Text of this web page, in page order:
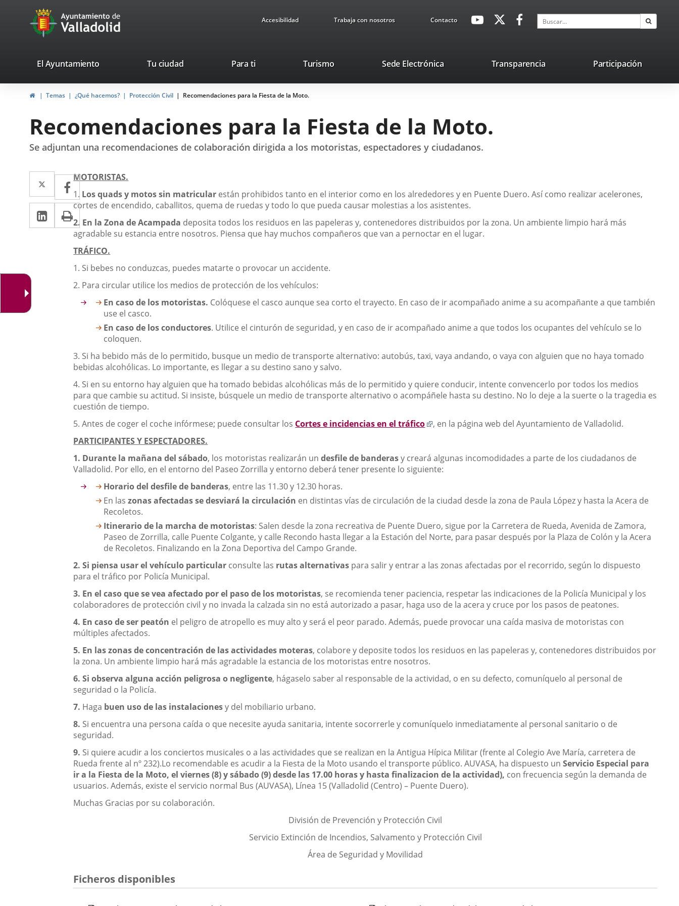
Portal
Web
Ayuntamiento
de
Accesibilidad Trabaja con nosotros ContactoavaHeaderSocial
Enlace
externa.
Enlace
aplicación
externa.
Enlace
aplicación
externa.
Buscar
valladolid.es
El Ayuntamiento Tu ciudad Para ti TurismoEste
se
ventana
nueva.
Sede ElectrónicaEnlace
una
Transparencia Participación
InicioTemas ¿Qué hacemos? Protección Civil Recomendaciones para la Fiesta de la Moto.
Recomendaciones para la Fiesta de la Moto.
Se adjuntan una recomendaciones de colaboración dirigida a los motoristas, espectadores y ciudadanos.
Twitter
Enlace
a
una
aplicación
externa.
Facebook
Enlace
a
una
aplicación
externa.
LinkedIn
Enlace
a
aplicación
externa.
Imprimir
Descripción
MOTORISTAS.
1. Los quads y motos sin matricular están prohibidos tanto en el interior como en los alrededores y en Puente Duero. Así como realizar acelerones,
cortes de encendido, caballitos, quema de ruedas y todo lo que pueda causar molestias a los asistentes.
2. En la Zona de Acampada deposita todos los residuos en las papeleras y, contenedores distribuidos por la zona. Un ambiente limpio hará más
agradable su estancia entre nosotros. Piensa que hay muchos compañeros que van a pernoctar en el lugar.
TRÁFICO.
1. Si bebes no conduzcas, puedes matarte o provocar un accidente.
2. Para circular utilice los medios de protección de los vehículos:
En caso de los motoristas. Colóquese el casco aunque sea corto el trayecto. En caso de ir acompañado anime a su acompañante a que también
use el casco.
En caso de los conductores. Utilice el cinturón de seguridad, y en caso de ir acompañado anime a que todos los ocupantes del vehículo se lo
coloquen.
3. Si ha bebido más de lo permitido, busque un medio de transporte alternativo: autobús, taxi, vaya andando, o vaya con alguien que no haya tomado
bebidas alcohólicas. Lo importante, es llegar a su destino sano y salvo.
4. Si en su entorno hay alguien que ha tomado bebidas alcohólicas más de lo permitido y quiere conducir, intente convencerlo por todos los medios
para que cambie su actitud. Si insiste, búsquele un medio de transporte alternativo o acompáñele hasta su destino. No lo deje a la suerte o la tragedia es
cuestión de tiempo.
5. Antes de coger el coche infórmese; puede consultar los Cortes e incidencias en el tráfico
Enlace
aplicación
externa.
, en la página web del Ayuntamiento de Valladolid.
PARTICIPANTES Y ESPECTADORES.
1. Durante la mañana del sábado, los motoristas realizarán undesfile de banderasy creará algunas incomodidades a parte de los ciudadanos de
Valladolid. Por ello, en el entorno del Paseo Zorrilla y entorno deberá tener presente lo siguiente:
Horario del desfile de banderas, entre las 11.30 y 12.30 horas.
En laszonas afectadas se desviará la circulación en distintas vías de circulación de la ciudad desde la zona de Paula López y hasta la Acera de
Recoletos.
Itinerario de la marcha de motoristas: Salen desde la zona recreativa de Puente Duero, sigue por la Carretera de Rueda, Avenida de Zamora,
Paseo de Zorrilla, calle Puente Colgante, y calle Recondo hasta llegar a la Estación del Norte, para pasar después por la Plaza de Colón y la Acera
de Recoletos. Finalizando en la Zona Deportiva del Campo Grande.
2.Si piensa usar el vehículo particular consulte las rutas alternativas para salir y entrar a las zonas afectadas por el recorrido, según lo dispuesto
para el tráfico por Policía Municipal.
3. En el caso que se vea afectado por el paso de los motoristas, se recomienda tener paciencia, respetar las indicaciones de la Policía Municipal y los
colaboradores de protección civil y no invada la calzada sin no está autorizado a pasar, haga uso de la acera y cruce por los pasos de peatones.
4. En caso de ser peatón el peligro de atropello es muy alto y será el peor parado. Además, puede provocar una caída masiva de motoristas con
múltiples afectados.
5. En las zonas de concentración de las actividades moteras, colabore y deposite todos los residuos en las papeleras y, contenedores distribuidos por
la zona. Un ambiente limpio hará más agradable la estancia de los motoristas entre nosotros.
6.Si observa alguna acción peligrosa o negligente, hágaselo saber al responsable de la actividad, o en su defecto, comuníquelo al personal de
seguridad o la Policía.
7. Haga buen uso de las instalacionesy del mobiliario urbano.
8. Si encuentra una persona caída o que necesite ayuda sanitaria, intente socorrerle y comuníquelo inmediatamente al personal sanitario o de
seguridad.
9. Si quiere acudir a los conciertos musicales o a las actividades que se realizan en la Antigua Hípica Militar (frente al Colegio Ave María, carretera de
Rueda frente al nº 232).Lo recomendable es acudir a la Fiesta de la Moto usando el transporte público. AUVASA, ha dispuesto unServicio Especial para
ir a la Fiesta de la Moto, el viernes (8) y sábado (9) desde las 17.00 horas y hasta finalizacion de la actividad), con frecuencia según la demanda de
usuarios. Además, existe el servicio normal Bus (AUVASA), Línea 15 (Valladolid (Centro) – Puente Duero).
Muchas Gracias por su colaboración.
División de Prevención y Protección Civil
Servicio Extinción de Incendios, Salvamento y Protección Civil
Área de Seguridad y Movilidad
Ficheros disponibles